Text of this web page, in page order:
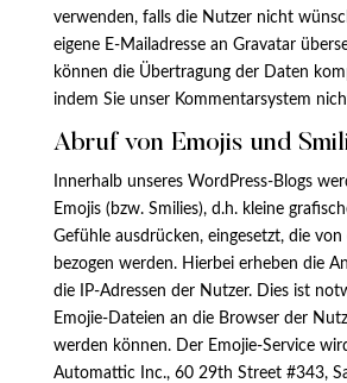
verwenden, falls die Nutzer nicht
eigene E-Mailadresse an Gravatar
können die Übertragung der Daten
indem Sie unser Kommentarsystem
Abruf von Emojis und
Innerhalb unseres WordPress-Blogs
Emojis (bzw. Smilies), d.h. kleine
Gefühle ausdrücken, eingesetzt, die
bezogen werden. Hierbei erheben die
die IP-Adressen der Nutzer. Dies ist
Emojie-Dateien an die Browser der
werden können. Der Emojie-Service
Automattic Inc., 60 29th Street #343,